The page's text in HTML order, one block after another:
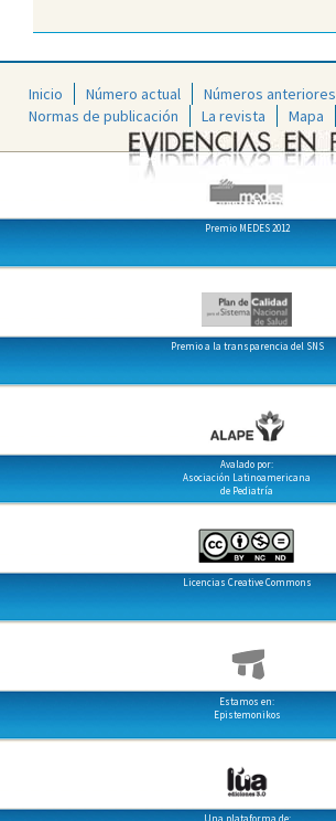
Inicio Número actual
Números anteriores
Normas de publicación
La revista Mapa
Premio MEDES 2012
Premio a la transparencia del SNS
Avalado por:
Asociación Latinoamericana
de Pediatría
Licencias Creative Commons
Estamos en:
Epistemonikos
Una plataforma de: